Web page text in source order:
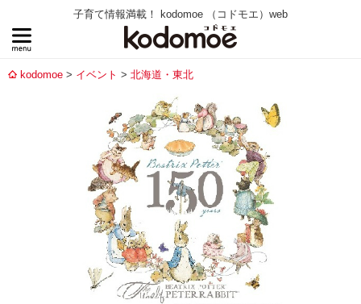
子育て情報満載！ kodomoe （コドモエ）web
kodomoe イベント 北海道・東北